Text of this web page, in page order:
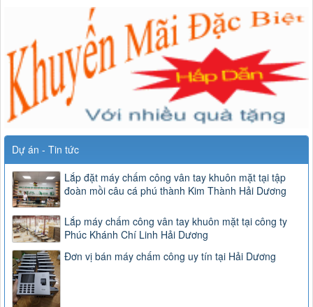
Dự án - Tin tức
Lắp đặt máy chấm công vân tay khuôn mặt tại tập
đoàn mồi câu cá phú thành Kim Thành Hải Dương
Lắp máy chấm công vân tay khuôn mặt tại công ty
Phúc Khánh Chí Linh Hải Dương
Đơn vị bán máy chấm công uy tín tại Hải Dương